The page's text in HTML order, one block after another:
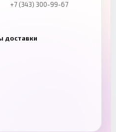
+7 (343) 300-99-67
доставки